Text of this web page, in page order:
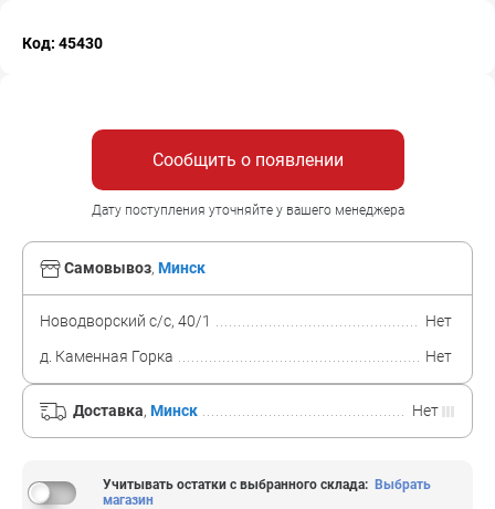
Код: 45430
Сообщить о появлении
Дату поступления уточняйте у вашего менеджера
Самовывоз, Минск
Новодворский с/с, 40/1
Нет
д. Каменная Горка
Нет
Доставка, Минск Нет
Учитывать остатки с выбранного склада: Выбрать
магазин